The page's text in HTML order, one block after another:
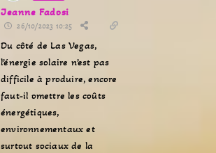
Jeanne Fadosi
26/10/2023 10:25
Du côté de Las Vegas,
l’énergie solaire n’est pas
difficile à produire, encore
faut-il omettre les coûts
énergétiques,
environnementaux et
surtout sociaux de la